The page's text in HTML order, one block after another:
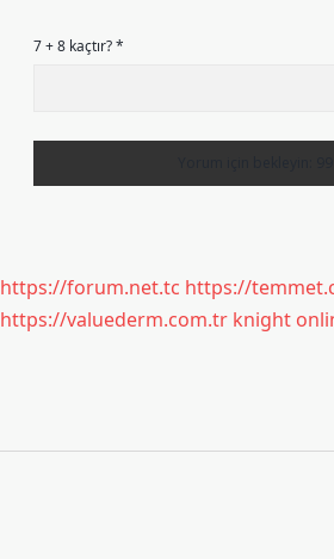
7 + 8 kaçtır?*
https://forum.net.tc https://
https://valuederm.com.tr knight